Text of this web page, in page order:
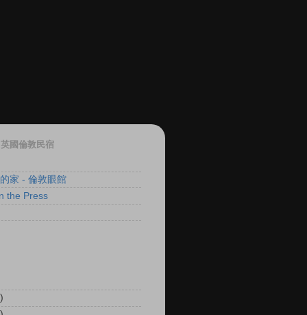
國倫敦民宿
家 - 倫敦眼館
the Press